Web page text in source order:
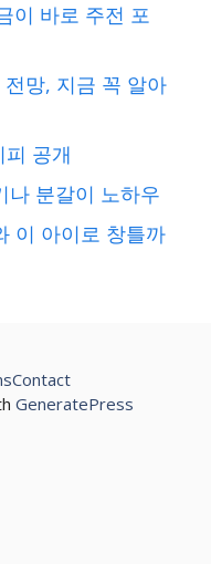
이 바로 주전 포
망, 지금 꼭 알아
공개
나 분갈이 노하우
이 아이로 창틀까
GeneratePress
Contact